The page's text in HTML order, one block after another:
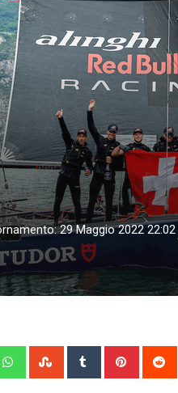
29 Maggio 2022 22:02
WhatsappStumbleUpon
Tumblr Pinterest